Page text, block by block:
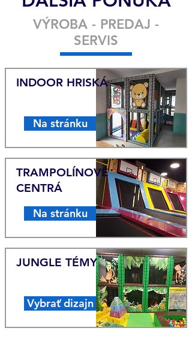
VÝROBA - PREDAJ -
SERVIS
Na stránku
INDOOR HRISKÁ
Na stránku
TRAMPOLÍNOVÉ
CENTRÁ
Vybrať dizajn
JUNGLE TÉMY